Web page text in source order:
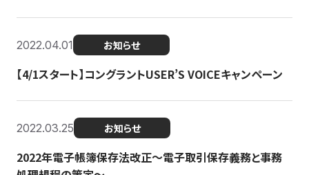
2022.04.01 お知らせ
【4/1スタート】コングラントUSER’S VOICEキャンペーン
2022.03.25 お知らせ
2022年電子帳簿保存法改正～電子取引保存義務と事務